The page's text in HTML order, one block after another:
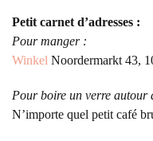
Petit carnet d’adresses :
Pour manger :
Winkel Noordermarkt 43,
Pour boire un verre autour
N’importe quel petit café